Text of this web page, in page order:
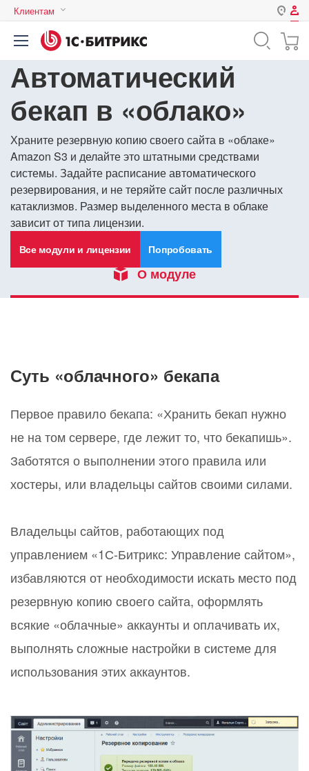
Клиентам
Казахстан
Авторизация
Зарегистрироваться
Логин
Пароль
Запомнить меня на этом
компьютере
Забыли свой пароль?
или войдите с помощью
Автоматический
бекап в «облако»
Храните резервную копию своего сайта в «облаке»
Amazon S3 и делайте это штатными средствами
системы. Задайте расписание автоматического
резервирования, и не теряйте сайт после различных
катаклизмов. Размер выделенного места в облаке
зависит от типа лицензии.
Все модули и лицензии Попробовать
О модуле
Суть «облачного» бекапа
Первое правило бекапа: «Хранить бекап нужно
не на том сервере, где лежит то, что бекапишь».
Заботятся о выполнении этого правила или
хостеры, или владельцы сайтов своими силами.
Владельцы сайтов, работающих под
управлением «1С-Битрикс: Управление сайтом»,
избавляются от необходимости искать место под
резервную копию своего сайта, оформлять
всякие «облачные» аккаунты и оплачивать их,
выполнять сложные настройки в системе для
использования этих аккаунтов.